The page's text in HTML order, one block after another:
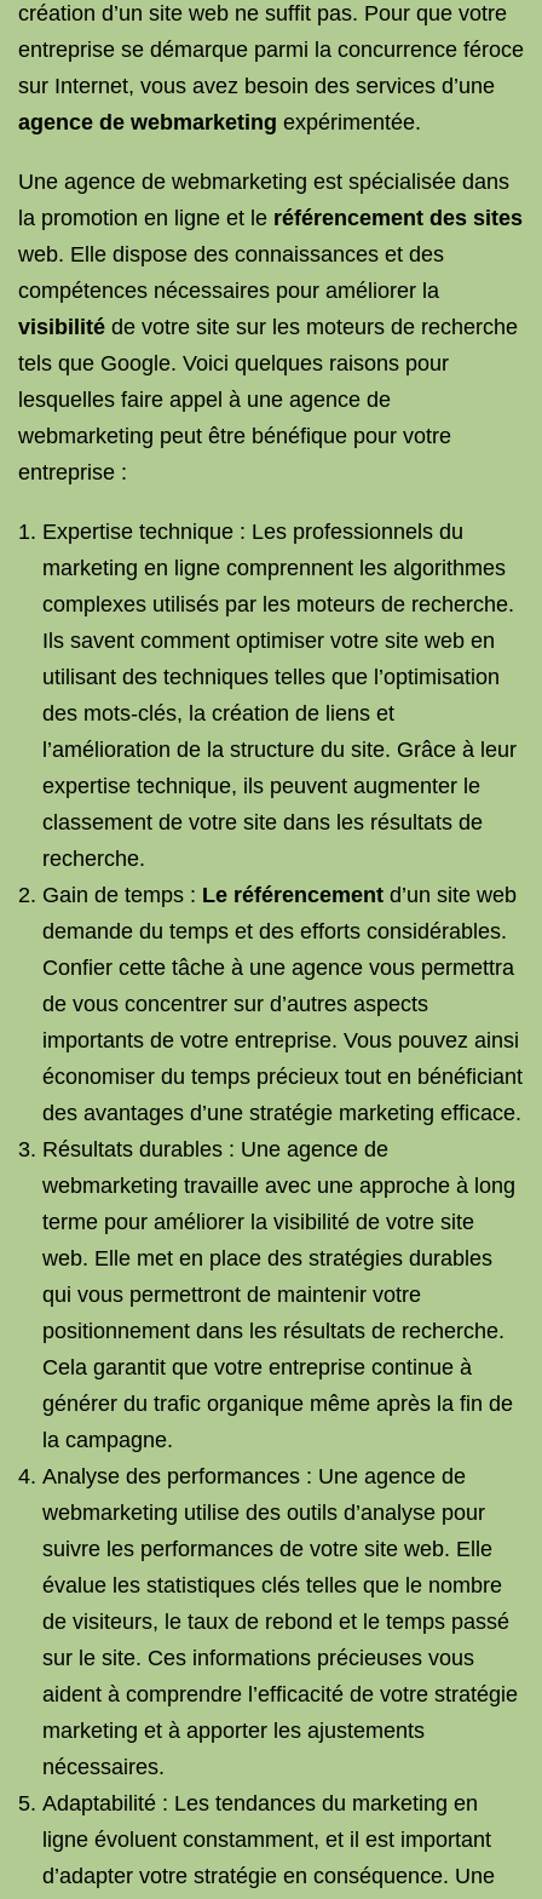
création d’un site web ne suffit pas. Pour que votre
entreprise se démarque parmi la concurrence féroce
sur Internet, vous avez besoin des services d’une
agence de webmarketing expérimentée.
Une agence de webmarketing est spécialisée dans
la promotion en ligne et le référencement des sites
web. Elle dispose des connaissances et des
compétences nécessaires pour améliorer la
visibilité de votre site sur les moteurs de recherche
tels que Google. Voici quelques raisons pour
lesquelles faire appel à une agence de
webmarketing peut être bénéfique pour votre
entreprise :
Expertise technique : Les professionnels du
marketing en ligne comprennent les algorithmes
complexes utilisés par les moteurs de recherche.
Ils savent comment optimiser votre site web en
utilisant des techniques telles que l’optimisation
des mots-clés, la création de liens et
l’amélioration de la structure du site. Grâce à leur
expertise technique, ils peuvent augmenter le
classement de votre site dans les résultats de
recherche.
Gain de temps : Le référencement d’un site web
demande du temps et des efforts considérables.
Confier cette tâche à une agence vous permettra
de vous concentrer sur d’autres aspects
importants de votre entreprise. Vous pouvez ainsi
économiser du temps précieux tout en bénéficiant
des avantages d’une stratégie marketing efficace.
Résultats durables : Une agence de
webmarketing travaille avec une approche à long
terme pour améliorer la visibilité de votre site
web. Elle met en place des stratégies durables
qui vous permettront de maintenir votre
positionnement dans les résultats de recherche.
Cela garantit que votre entreprise continue à
générer du trafic organique même après la fin de
la campagne.
Analyse des performances : Une agence de
webmarketing utilise des outils d’analyse pour
suivre les performances de votre site web. Elle
évalue les statistiques clés telles que le nombre
de visiteurs, le taux de rebond et le temps passé
sur le site. Ces informations précieuses vous
aident à comprendre l’efficacité de votre stratégie
marketing et à apporter les ajustements
nécessaires.
Adaptabilité : Les tendances du marketing en
ligne évoluent constamment, et il est important
d’adapter votre stratégie en conséquence. Une